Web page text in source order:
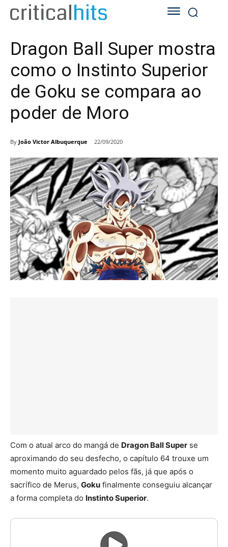
Dragon Ball Super mostra
como o Instinto Superior
de Goku se compara ao
poder de Moro
By João Victor Albuquerque 22/09/2020
Com o atual arco do mangá de Dragon Ball Super se
aproximando do seu desfecho, o capítulo 64 trouxe um
momento muito aguardado pelos fãs, já que após o
sacrífico de Merus, Goku finalmente conseguiu alcançar
a forma completa do Instinto Superior.